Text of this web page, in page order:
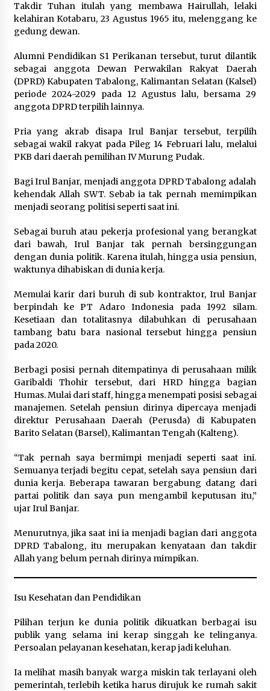
Takdir Tuhan itulah yang membawa Hairullah, lelaki
kelahiran Kotabaru, 23 Agustus 1965 itu, melenggang ke
gedung dewan.
Alumni Pendidikan S1 Perikanan tersebut, turut dilantik
sebagai anggota Dewan Perwakilan Rakyat Daerah
(DPRD) Kabupaten Tabalong, Kalimantan Selatan (Kalsel)
periode 2024-2029 pada 12 Agustus lalu, bersama 29
anggota DPRD terpilih lainnya.
Pria yang akrab disapa Irul Banjar tersebut, terpilih
sebagai wakil rakyat pada Pileg 14 Februari lalu, melalui
PKB dari daerah pemilihan IV Murung Pudak.
Bagi Irul Banjar, menjadi anggota DPRD Tabalong adalah
kehendak Allah SWT. Sebab ia tak pernah memimpikan
menjadi seorang politisi seperti saat ini.
Sebagai buruh atau pekerja profesional yang berangkat
dari bawah, Irul Banjar tak pernah bersinggungan
dengan dunia politik. Karena itulah, hingga usia pensiun,
waktunya dihabiskan di dunia kerja.
Memulai karir dari buruh di sub kontraktor, Irul Banjar
berpindah ke PT Adaro Indonesia pada 1992 silam.
Kesetiaan dan totalitasnya dilabuhkan di perusahaan
tambang batu bara nasional tersebut hingga pensiun
pada 2020.
Berbagi posisi pernah ditempatinya di perusahaan milik
Garibaldi Thohir tersebut, dari HRD hingga bagian
Humas. Mulai dari staff, hingga menempati posisi sebagai
manajemen. Setelah pensiun dirinya dipercaya menjadi
direktur Perusahaan Daerah (Perusda) di Kabupaten
Barito Selatan (Barsel), Kalimantan Tengah (Kalteng).
“Tak pernah saya bermimpi menjadi seperti saat ini.
Semuanya terjadi begitu cepat, setelah saya pensiun dari
dunia kerja. Beberapa tawaran bergabung datang dari
partai politik dan saya pun mengambil keputusan itu,”
ujar Irul Banjar.
Menurutnya, jika saat ini ia menjadi bagian dari anggota
DPRD Tabalong, itu merupakan kenyataan dan takdir
Allah yang belum pernah dirinya mimpikan.
Isu Kesehatan dan Pendidikan
Pilihan terjun ke dunia politik dikuatkan berbagai isu
publik yang selama ini kerap singgah ke telinganya.
Persoalan pelayanan kesehatan, kerap jadi keluhan.
Ia melihat masih banyak warga miskin tak terlayani oleh
pemerintah, terlebih ketika harus dirujuk ke rumah sakit